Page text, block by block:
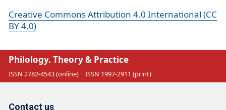
Creative Commons Attribution 4.0 International (CC
BY 4.0)
Philology. Theory & Practice
ISSN 2782-4543 (online) ISSN 1997-2911 (print)
Contact us